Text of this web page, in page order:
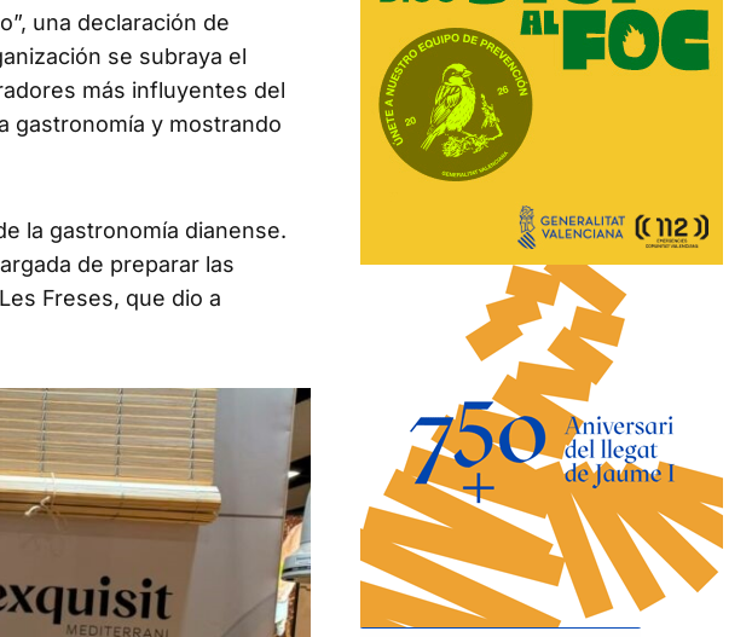
una declaración de
se subraya el
más influyentes del
gastronomía y mostrando
gastronomía dianense.
de preparar las
Freses, que dio a